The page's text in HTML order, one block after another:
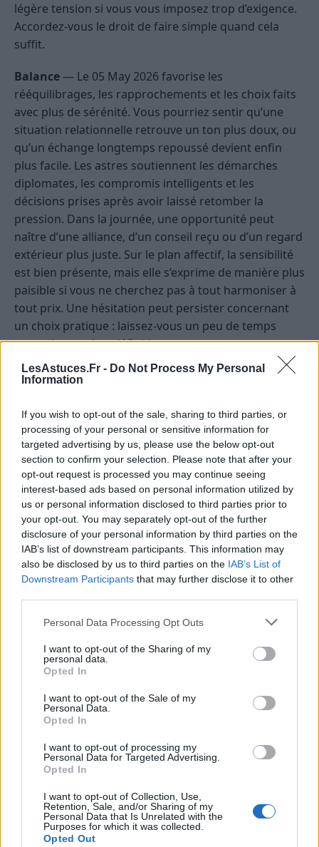
LesAstuces.Fr - Do Not Process My Personal
Information
If you wish to opt-out of the sale, sharing to third parties, or
processing of your personal or sensitive information for
targeted advertising by us, please use the below opt-out
section to confirm your selection. Please note that after your
opt-out request is processed you may continue seeing
interest-based ads based on personal information utilized by
us or personal information disclosed to third parties prior to
your opt-out. You may separately opt-out of the further
disclosure of your personal information by third parties on the
IAB’s list of downstream participants. This information may
also be disclosed by us to third parties on the IAB’s List of
Downstream Participants that may further disclose it to other
Personal Data Processing Opt Outs
I want to opt-out of the Sharing of my
personal data.
Opted In
I want to opt-out of the Sale of my
Personal Data.
Opted In
I want to opt-out of processing my
Personal Data for Targeted Advertising.
Opted In
I want to opt-out of Collection, Use,
Retention, Sale, and/or Sharing of my
Personal Data that Is Unrelated with the
Purposes for which it was collected.
Opted Out
légère tension si vous vous imposez trop d’exigence.
Accordez-vous le droit de faire simple quand cela
suffit.
Balance — Le 05 May 2026 favorise les
rééquilibrages, les rapprochements et les choix faits
avec plus de sérénité. Vous pourriez sentir qu’une
situation relationnelle retrouve un ton plus doux, ou
qu’un échange longtemps repoussé devient enfin
plus facile. Les astres soutiennent les démarches
diplomates, les compromis intelligents et les
décisions prises après avoir laissé retomber la
pression. Dans la journée, une opportunité peut
naître d’une alliance, d’un conseil reçu ou d’un regard
extérieur plus juste. Sur le plan affectif, la sensibilité
est bien présente, mais elle s’exprime de manière plus
paisible si vous ne cherchez pas à tout harmoniser à
tout prix. Une hésitation peut persister concernant
un choix pratique : laissez-vous un peu de temps
avant de trancher définitivement.
Scorpion— L’atmosphère astrale du jour intensifie
sentiment qu’il se passe davantage en coulisses qu’en
apparence. Ce ressenti n’est pas inutile, mais il mérite
d’être accompagné de faits concrets avant d’orienter
vos décisions. Une question liée à la confiance, à
l’engagement ou à une attente implicite peut revenir
sur le devant de la scène. Si vous choisissez la
franchise sans rigidité, la journée peut devenir très
constructive. Une opportunité de transformation est
possible dans un domaine où vous n’acceptiez plus
les demi-mesures. Côté énergie, mieux vaut éviter les
rapports de force inutiles, surtout face à quelqu’un
silence, d’intimité ou de recul pourrait vous aider à
retrouver une vraie clarté intérieure.
Sagittaire— Ce 05 May 2026 ouvre une journée
mobile, inspirante et parfois surprenante. Vous
pourriez ressentir un appel vers davantage d’air, de
nouveauté ou de mouvement, même dans un cadre
habituel. Les influences du moment favorisent les
initiatives qui élargissent l’horizon : prise de contact,
changement de perspective. Dans les relations,
l’ambiance gagne à rester légère, sans pour autant
éviter les sujets sérieux si le moment s’y prête. Une